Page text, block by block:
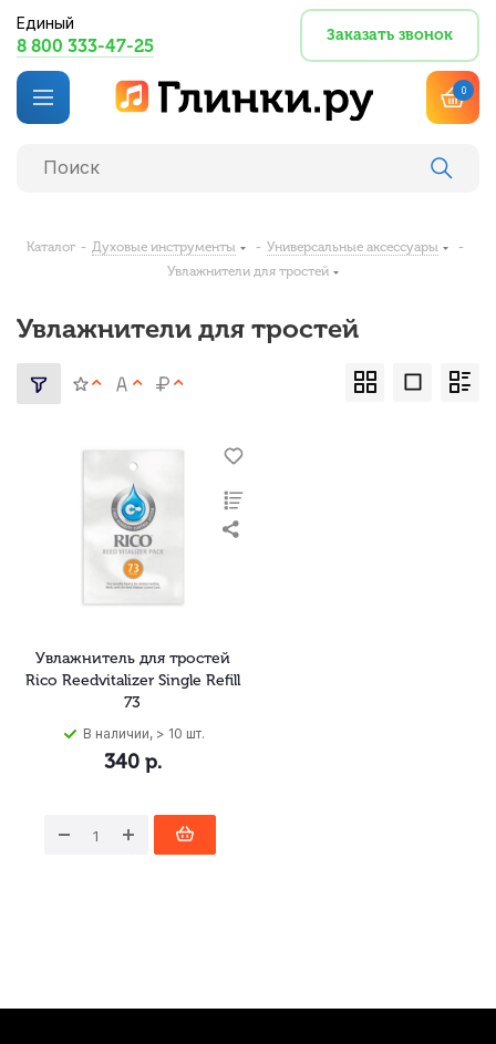
Единый
8 800 333-47-25
Заказать звонок
0
Каталог - Духовые инструменты - Универсальные аксессуары
-
Увлажнители для тростей
Увлажнители для тростей
Увлажнитель для тростей
Rico Reedvitalizer Single Refill
73
В наличии, > 10 шт.
340р.